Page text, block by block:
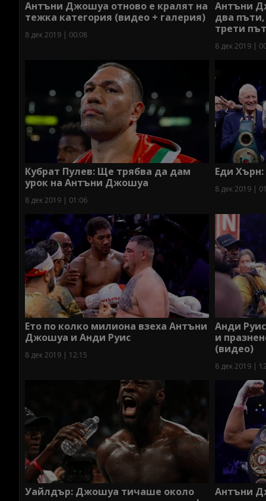
Антъни Джошуа отново е кралят на
тежка категория (видео + галерия)
8 дек 2019 | 00:08
Антъни
два
трети
8 дек 2019 |
Кубрат Пулев: Ще трябва да дам
урок на Антъни Джошуа
8 дек 2019 | 01:06
Еди
8 дек 2019 |
Ето по колко милиона взеха Антъни
Джошуа и Анди Руис
8 дек 2019 | 12:15
Анди
и
(видео)
8 дек 2019 |
Уайлдър: Джошуа тичаше около
Антъни